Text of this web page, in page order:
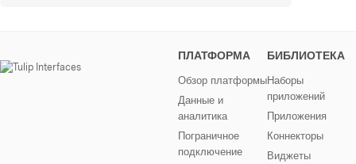
ПЛАТФОРМА
Обзор платформы
Данные и
аналитика
Пограничное
подключение
БИБЛИОТЕКА
Наборы
приложений
Приложения
Коннекторы
Виджеты